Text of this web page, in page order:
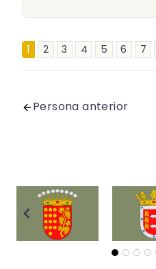
1 2 3 4 5 6 7
Persona anterior